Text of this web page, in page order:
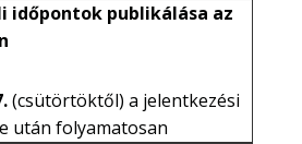
időpontok publikálása az
(csütörtöktől) a jelentkezési
után folyamatosan